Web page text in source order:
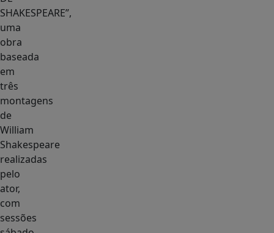
SHAKESPEARE”,
uma
obra
baseada
em
três
montagens
de
William
Shakespeare
realizadas
pelo
ator,
com
sessões